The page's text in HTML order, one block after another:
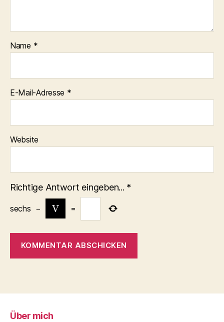
Name *
E-Mail-Adresse *
Website
Richtige Antwort eingeben... *
sechs − =
Über mich